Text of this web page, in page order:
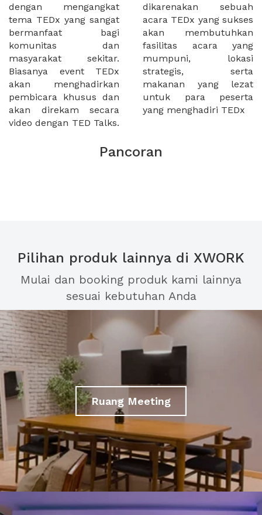
dengan mengangkat
tema TEDx yang sangat
bermanfaat bagi
komunitas dan
masyarakat sekitar.
Biasanya event TEDx
akan menghadirkan
pembicara khusus dan
akan direkam secara
video dengan TED Talks.
dikarenakan sebuah
acara TEDx yang sukses
akan membutuhkan
fasilitas acara yang
mumpuni, lokasi
strategis, serta
makanan yang lezat
untuk para peserta
yang menghadiri TEDx
Pancoran
Pilihan produk lainnya di XWORK
Mulai dan booking produk kami lainnya
sesuai kebutuhan Anda
Ruang Meeting